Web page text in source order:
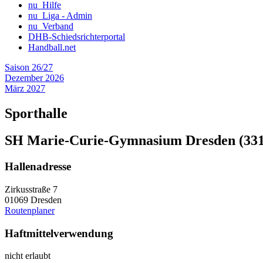
nu_Hilfe
nu_Liga - Admin
nu_Verband
DHB-Schiedsrichterportal
Handball.net
Saison 26/27
Dezember 2026
März 2027
Sporthalle
SH Marie-Curie-Gymnasium Dresden
Hallenadresse
Zirkusstraße 7
01069 Dresden
Routenplaner
Haftmittelverwendung
nicht erlaubt